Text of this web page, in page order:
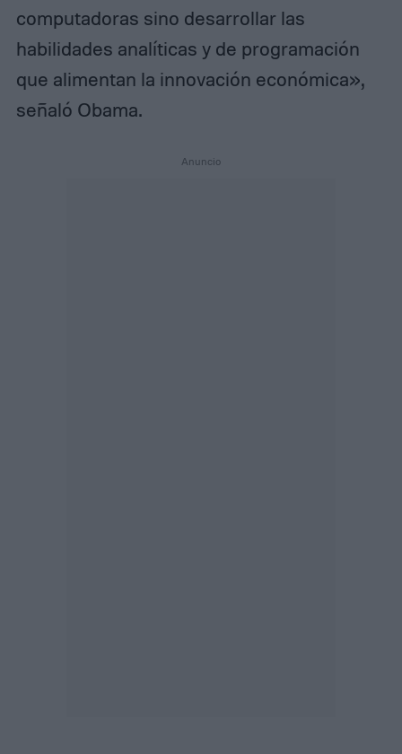
computadoras sino desarrollar las
habilidades analíticas y de programación
que alimentan la innovación económica»,
señaló Obama.